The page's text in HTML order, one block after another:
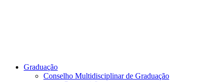
Graduação
Conselho Multidisciplinar de Graduação